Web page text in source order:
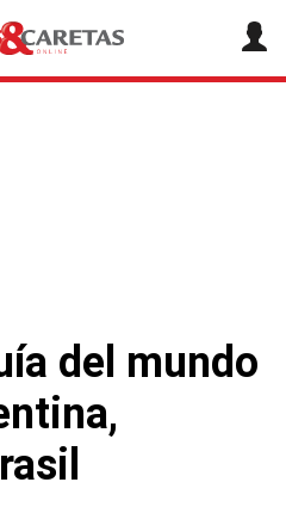
del mundo